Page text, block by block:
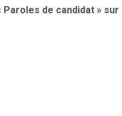
de candidat » sur